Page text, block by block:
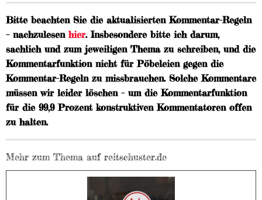
Bitte beachten Sie die aktualisierten Kommentar-Regeln
– nachzulesenhier. Insbesondere bitte ich darum,
sachlich und zum jeweiligen Thema zu schreiben, und die
Kommentarfunktion nicht für Pöbeleien gegen die
Kommentar-Regeln zu missbrauchen. Solche Kommentare
müssen wir leider löschen – um die Kommentarfunktion
für die 99,9 Prozent konstruktiven Kommentatoren offen
zu halten.
Mehr zum Thema auf reitschuster.de